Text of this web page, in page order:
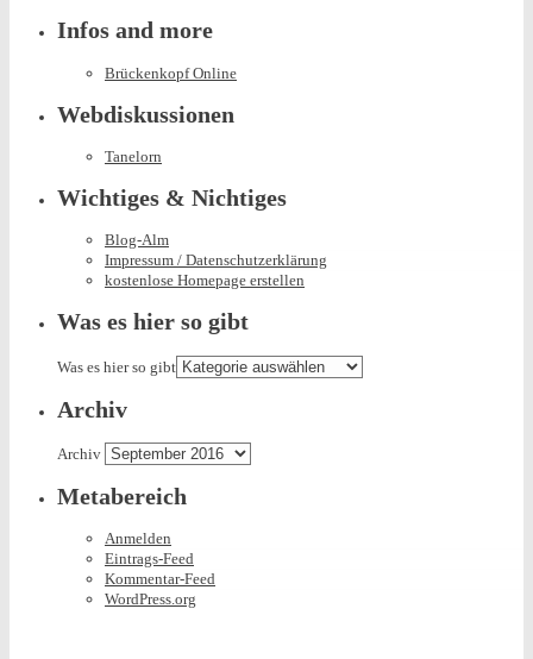
Infos and more
Brückenkopf Online
Webdiskussionen
Tanelorn
Wichtiges & Nichtiges
Blog-Alm
Impressum / Datenschutzerklärung
kostenlose Homepage erstellen
Was es hier so gibt
Was es hier so gibt
Archiv
Archiv
Metabereich
Anmelden
Eintrags-Feed
Kommentar-Feed
WordPress.org